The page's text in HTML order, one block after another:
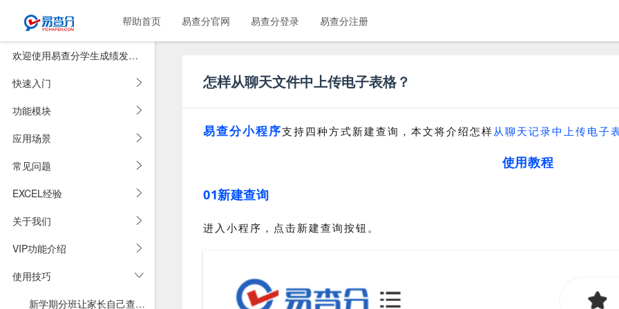
帮助首页 易查分官网 易查分登录 易查分注册
欢迎使用易查分学生成绩发布系统
快速入门
功能模块
应用场景
常见问题
EXCEL经验
关于我们
VIP功能介绍
使用技巧
新学期分班让家长自己查，支持班群二维码图片，在线签名确认！
怎样从聊天文件中上传电子表格？
易查分小程序支持四种方式新建查询，本文将介绍怎样从聊天记录中上传电子
使用教程
01新建查询
进入小程序，点击新建查询按钮。